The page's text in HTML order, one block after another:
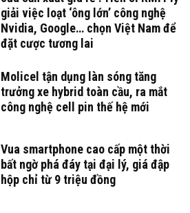
giải việc loạt ‘ông lớn’ công nghệ
Nvidia, Google… chọn Việt Nam để
đặt cược tương lai
Molicel tận dụng làn sóng tăng
trưởng xe hybrid toàn cầu, ra mắt
công nghệ cell pin thế hệ mới
Vua smartphone cao cấp một thời
bất ngờ phá đáy tại đại lý, giá đập
hộp chỉ từ 9 triệu đồng